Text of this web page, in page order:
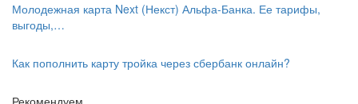
Молодежная карта Next (Некст) Альфа-Банка. Ее тарифы,
выгоды,…
Как пополнить карту тройка через сбербанк онлайн?